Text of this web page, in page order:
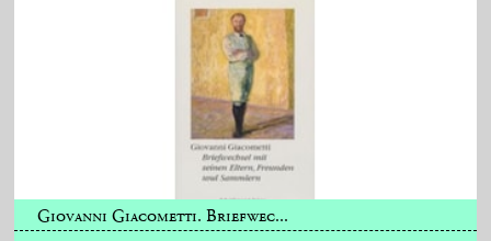
Giovanni Giacometti. Briefwec...